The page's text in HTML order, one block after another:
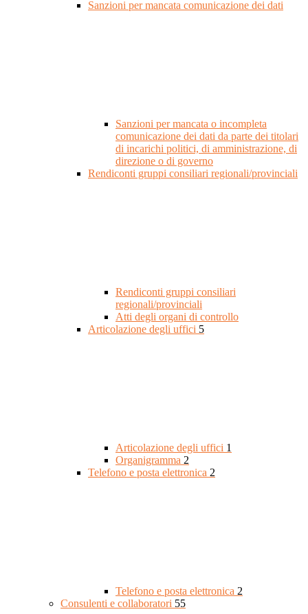
Sanzioni per mancata comunicazione dei dati
Sanzioni per mancata o incompleta
comunicazione dei dati da parte dei titolari
di incarichi politici, di amministrazione, di
direzione o di governo
Rendiconti gruppi consiliari regionali/provinciali
Rendiconti gruppi consiliari
regionali/provinciali
Atti degli organi di controllo
Articolazione degli uffici 5
Articolazione degli uffici 1
Organigramma 2
Telefono e posta elettronica 2
Telefono e posta elettronica 2
Consulenti e collaboratori 55